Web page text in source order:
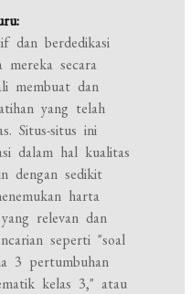
dan berdedikasi
mereka secara
membuat dan
yang telah
Situs-situs ini
dalam hal kualitas
dengan sedikit
harta
relevan dan
seperti "soal
3 pertumbuhan
kelas 3," atau